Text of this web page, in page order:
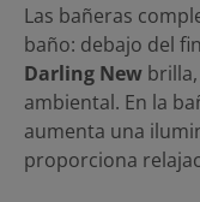
Las bañeras
baño: debajo del
Darling New
ambiental. En la
aumenta una
proporciona